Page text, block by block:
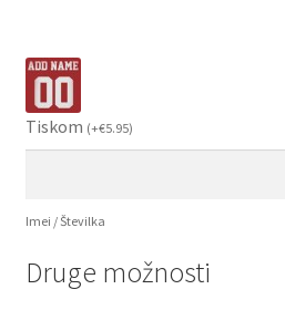
Tiskom (+€5.95)
Imei / Številka
Druge možnosti